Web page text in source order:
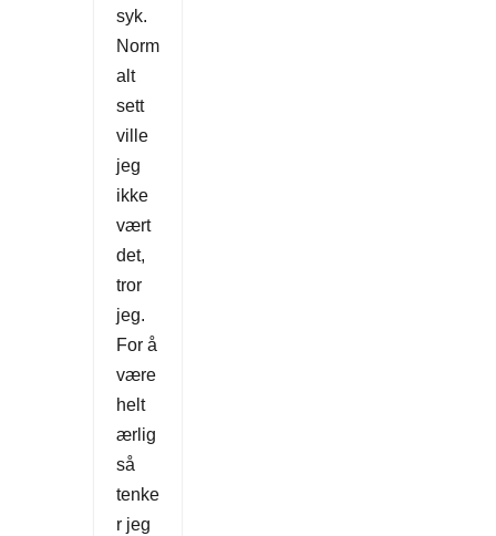
syk.
Norm
alt
sett
ville
jeg
ikke
vært
det,
tror
jeg.
For å
være
helt
ærlig
så
tenke
r jeg